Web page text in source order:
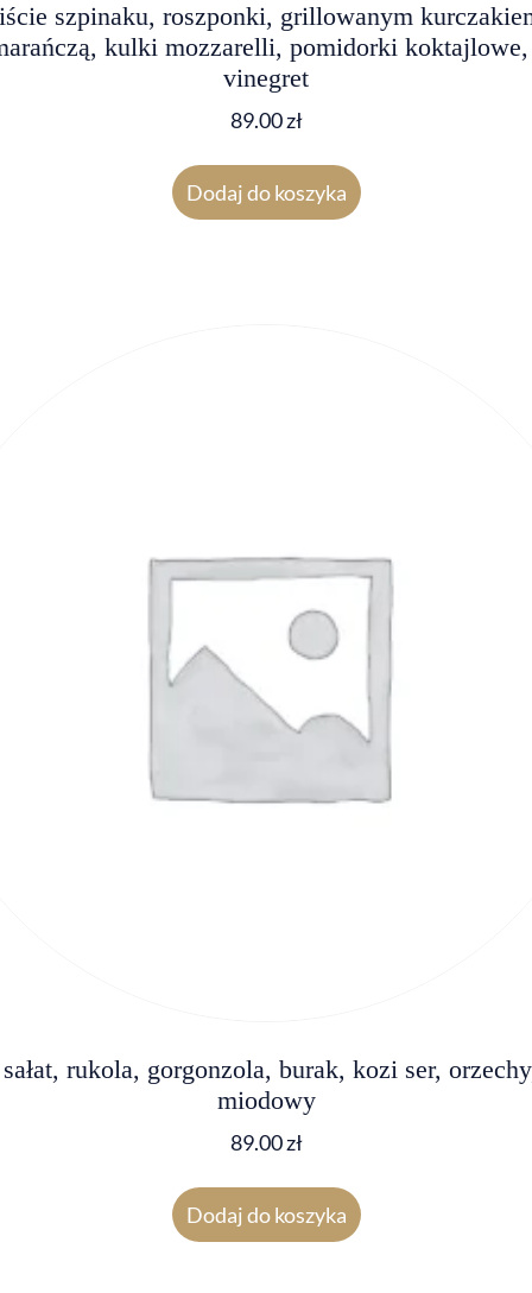
szpinaku, roszponki, grillowanym
kulki mozzarelli, pomidorki koktajlowe,
vinegret
89.00zł
Dodaj do koszyka
rukola, gorgonzola, burak, kozi ser,
miodowy
89.00zł
Dodaj do koszyka